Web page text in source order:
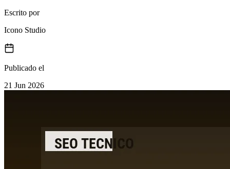
Escrito por
Icono Studio
Publicado el
21 Jun 2026